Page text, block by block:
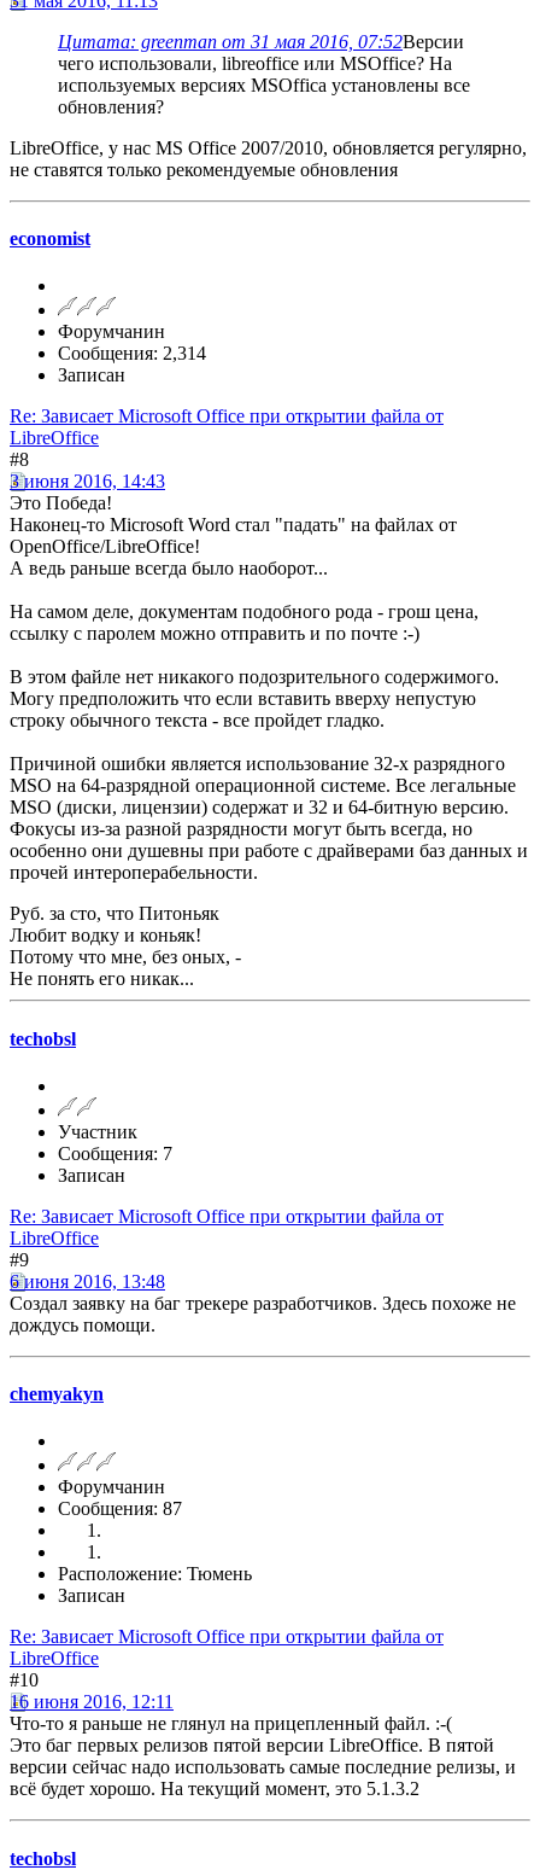
Цитата: greenman от 31 мая 2016, 07:52Версии
чего использовали, libreoffice или MSOffice? На
используемых версиях MSOffica установлены все
обновления?
LibreOffice, у нас MS Office 2007/2010, обновляется регулярно,
не ставятся только рекомендуемые обновления
economist
Форумчанин
Сообщения: 2,314
Записан
Re: Зависает Microsoft Office при открытии файла от
LibreOffice
#8
3 июня 2016, 14:43
Это Победа!
Наконец-то Microsoft Word стал "падать" на файлах от
OpenOffice/LibreOffice!
А ведь раньше всегда было наоборот...
На самом деле, документам подобного рода - грош цена,
ссылку с паролем можно отправить и по почте :-)
В этом файле нет никакого подозрительного содержимого.
Могу предположить что если вставить вверху непустую
строку обычного текста - все пройдет гладко.
Причиной ошибки является использование 32-х разрядного
MSO на 64-разрядной операционной системе. Все легальные
MSO (диски, лицензии) содержат и 32 и 64-битную версию.
Фокусы из-за разной разрядности могут быть всегда, но
особенно они душевны при работе с драйверами баз данных и
прочей интероперабельности.
Руб. за сто, что Питоньяк
Любит водку и коньяк!
Потому что мне, без оных, -
Не понять его никак...
techobsl
Участник
Сообщения: 7
Записан
Re: Зависает Microsoft Office при открытии файла от
LibreOffice
#9
6 июня 2016, 13:48
Создал заявку на баг трекере разработчиков. Здесь похоже не
дождусь помощи.
chemyakyn
Форумчанин
Сообщения: 87
Расположение: Тюмень
Записан
Re: Зависает Microsoft Office при открытии файла от
LibreOffice
#10
16 июня 2016, 12:11
Что-то я раньше не глянул на прицепленный файл. :-(
Это баг первых релизов пятой версии LibreOffice. В пятой
версии сейчас надо использовать самые последние релизы, и
всё будет хорошо. На текущий момент, это 5.1.3.2
techobsl